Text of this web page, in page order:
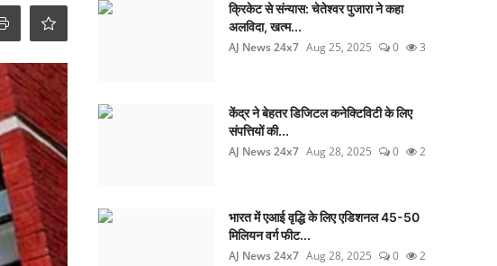
क्रिकेट से संन्यास: चेतेश्वर पुजारा ने कहा
अलविदा, खत्म...
AJ News 24x7 Aug 25, 2025 0 3
केंद्र ने बेहतर डिजिटल कनेक्टिविटी के लिए
संपत्तियों की...
AJ News 24x7 Aug 28, 2025 0 2
भारत में एआई वृद्धि के लिए एडिशनल 45-50
मिलियन वर्ग फीट...
AJ News 24x7 Aug 28, 2025 0 2